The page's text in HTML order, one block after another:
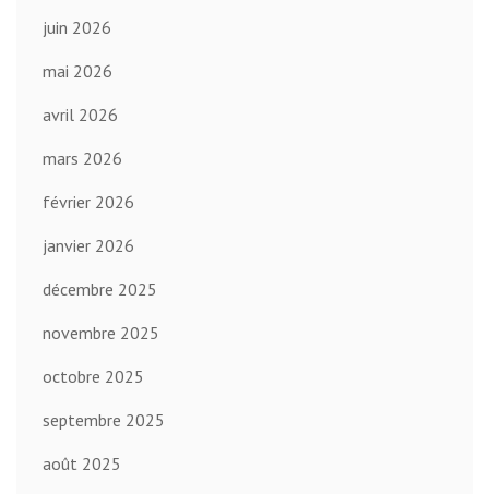
juin 2026
mai 2026
avril 2026
mars 2026
février 2026
janvier 2026
décembre 2025
novembre 2025
octobre 2025
septembre 2025
août 2025